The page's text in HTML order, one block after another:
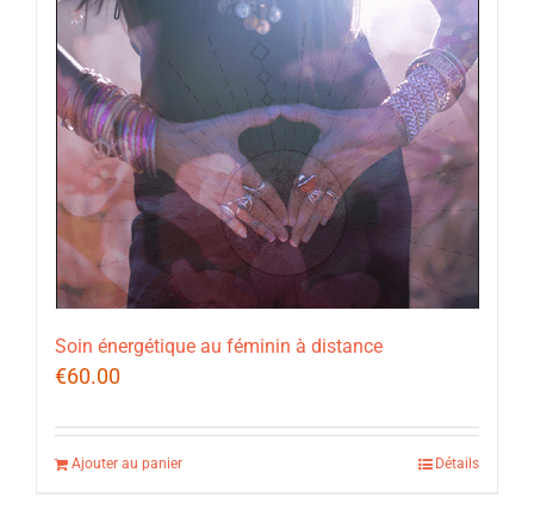
Soin énergétique au féminin à distance
€60.00
Ajouter au panier Détails